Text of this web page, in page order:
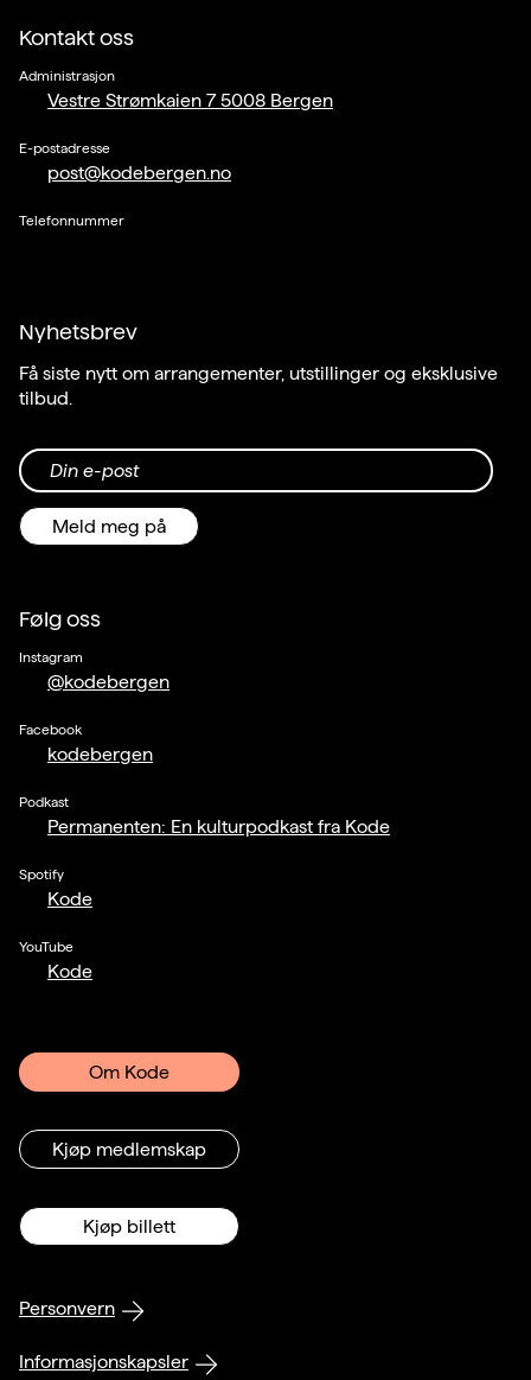
Kontakt oss
Administrasjon
Vestre Strømkaien 7 5008 Bergen
E-postadresse
post@kodebergen.no
Telefonnummer
Nyhetsbrev
Få siste nytt om arrangementer, utstillinger og eksklusive
tilbud.
Din e-post
Meld meg på
Følg oss
Instagram
@kodebergen
Facebook
kodebergen
Podkast
Permanenten: En kulturpodkast fra Kode
Spotify
Kode
YouTube
Kode
Om Kode
Kjøp medlemskap
Kjøp billett
Personvern
Informasjonskapsler